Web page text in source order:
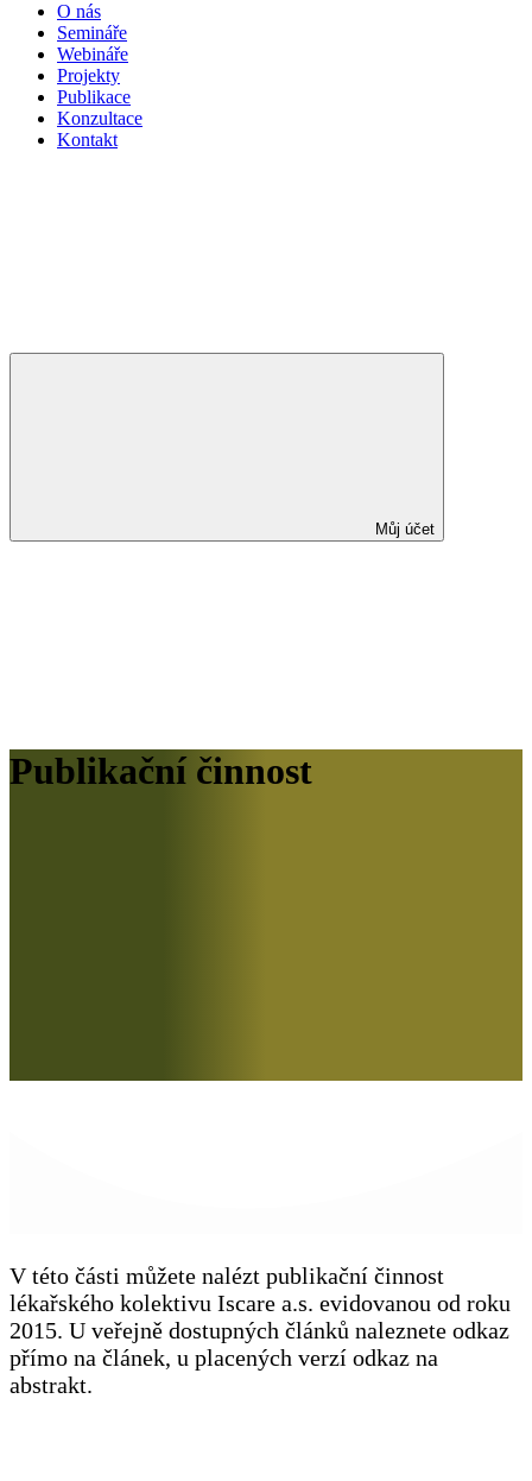
O nás
Semináře
Webináře
Projekty
Publikace
Konzultace
Kontakt
Můj účet
Publikační činnost
V této části můžete nalézt publikační činnost
lékařského kolektivu Iscare a.s. evidovanou od roku
2015. U veřejně dostupných článků naleznete odkaz
přímo na článek, u placených verzí odkaz na
abstrakt.